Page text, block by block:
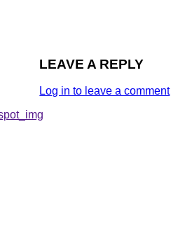
LEAVE A REPLY
Log in to leave a comment